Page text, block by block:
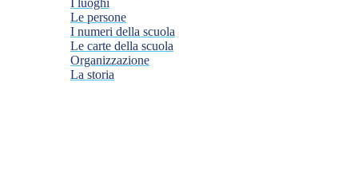
I luoghi
Le persone
I numeri della scuola
Le carte della scuola
Organizzazione
La storia